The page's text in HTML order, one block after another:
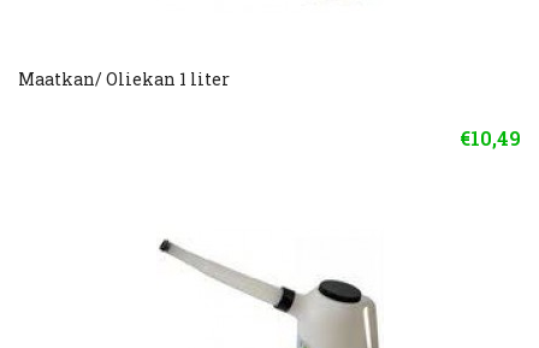
Maatkan/ Oliekan 1 liter
€10,49